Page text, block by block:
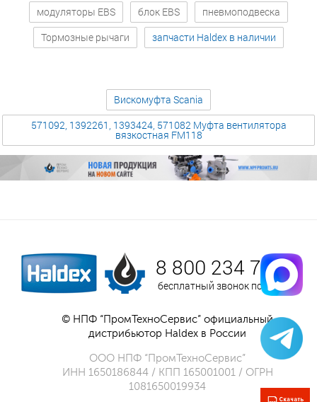
модуляторы EBS
блок EBS
пневмоподвеска
Тормозные рычаги
запчасти Haldex в наличии
Вискомуфта Scania
571092, 1392261, 1393424, 571082 Муфта вентилятора
вязкостная FM118
8 800 234 75 52
бесплатный звонок по России
© НПФ “ПромТехноСервис” официальный
дистрибьютор Haldex в России
ООО НПФ “ПромТехноСервис”
ИНН 1650186844 / КПП 165001001 / ОГРН
1081650019934